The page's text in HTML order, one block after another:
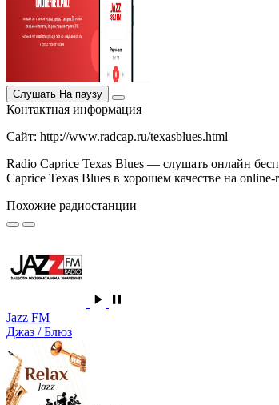
Слушать На паузу
Контактная информация
Сайт: http://www.radcap.ru/texasblues.html
Radio Caprice Texas Blues — слушать онлайн
Caprice Texas Blues в хорошем качестве на online-
Похожие радиостанции
Jazz FM
Джаз / Блюз